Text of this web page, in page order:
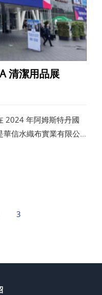
清潔用品展
2024 年阿姆斯特丹國
信水織布實業有限公
產品而備受關注。此
3